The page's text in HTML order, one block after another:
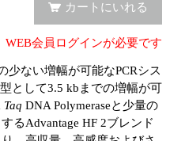
カートにいれる
WEB会員ログインが必要です
少ない増幅が可能なPCRシス
として3.5 kbまでの増幅が可
Taq DNA Polymeraseと少量の
るAdvantage HF 2ブレンド